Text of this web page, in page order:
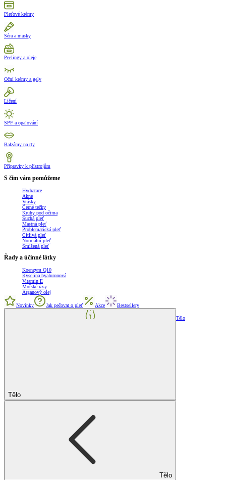
Pleťové krémy
Séra a masky
Peelingy a oleje
Oční krémy a gely
Líčení
SPF a opalování
Balzámy na rty
Přípravky k přístrojům
S čím vám pomůžeme
Hydratace
Akné
Vrásky
Černé tečky
Kruhy pod očima
Suchá pleť
Mastná pleť
Problematická pleť
Citlivá pleť
Normální pleť
Smíšená pleť
Řady a účinné látky
Koenzym Q10
Kyselina hyaluronová
Vitamin E
Mořské řasy
Arganový olej
Novinky Jak pečovat o pleť Akce Bestsellery
Tělo
Tělo
Tělo